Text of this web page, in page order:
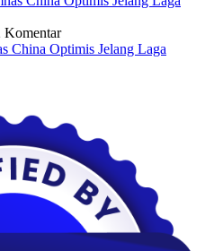
Komentar
China Optimis Jelang Laga